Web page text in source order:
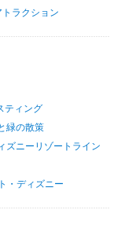
ラクション
ティング
緑の散策
ズニーリゾートライン
・ディズニー